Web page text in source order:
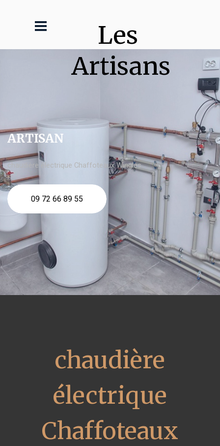
Les
Artisans
ARTISAN
chaudière électrique Chaffoteaux Wingles
09 72 66 89 55
chaudière
électrique
Chaffoteaux